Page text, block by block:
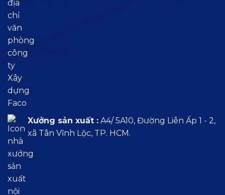
Xưởng sản xuất : A4/ 5A10, Đường Liên Ấp 1 - 2,
xã Tân Vĩnh Lộc, TP. HCM.